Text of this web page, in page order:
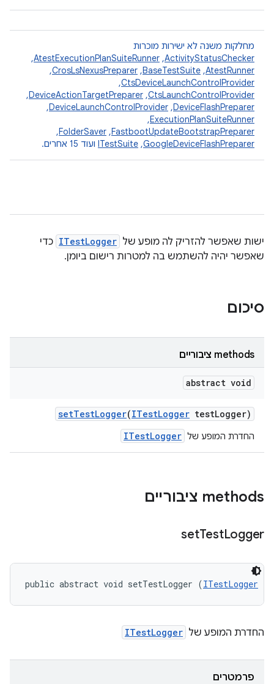
מחלקות משנה לא ישירות מוכרות
ActivityStatusChecker
,‏
AtestExecutionPlanSuiteRunner
,‏
AtestRunner
,‏
BaseTestSuite
,‏
CrosLsNexusPreparer
,‏
CtsDeviceLaunchControlProvider
,‏
CtsLaunchControlProvider
,‏
DeviceActionTargetPreparer
,‏
DeviceFlashPreparer
,‏
DeviceLaunchControlProvider
,‏
ExecutionPlanSuiteRunner
,‏
FastbootUpdateBootstrapPreparer
,‏
FolderSaver
,‏
GoogleDeviceFlashPreparer
,‏
ITestSuite ועוד 15 אחרים.
ישות שאפשר להזריק לה מופע של ITestLogger כדי
שאפשר יהיה להשתמש בה למטרות רישום ביומן.
סיכום
‫methods ציבוריים
abstract void
setTestLogger(ITestLogger testLogger)
החדרת המופע של ITestLogger
‫methods ציבוריים
setTestLogger
public abstract void setTestLogger (ITestLogger
החדרת המופע של ITestLogger
פרמטרים